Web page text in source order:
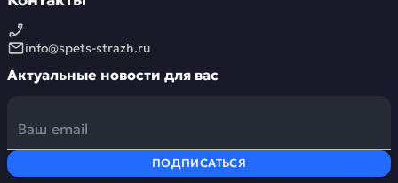
info@spets-strazh.ru
Актуальные новости для вас
ПОДПИСАТЬСЯ